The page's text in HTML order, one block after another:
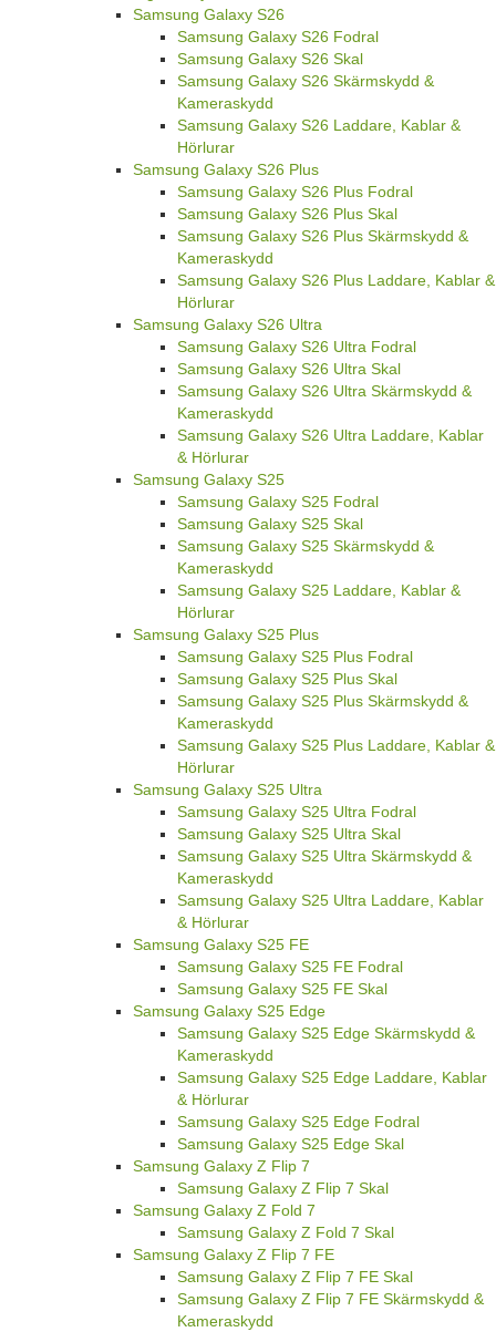
Samsung Galaxy S26
Samsung Galaxy S26 Fodral
Samsung Galaxy S26 Skal
Samsung Galaxy S26 Skärmskydd &
Kameraskydd
Samsung Galaxy S26 Laddare, Kablar &
Hörlurar
Samsung Galaxy S26 Plus
Samsung Galaxy S26 Plus Fodral
Samsung Galaxy S26 Plus Skal
Samsung Galaxy S26 Plus Skärmskydd &
Kameraskydd
Samsung Galaxy S26 Plus Laddare, Kablar &
Hörlurar
Samsung Galaxy S26 Ultra
Samsung Galaxy S26 Ultra Fodral
Samsung Galaxy S26 Ultra Skal
Samsung Galaxy S26 Ultra Skärmskydd &
Kameraskydd
Samsung Galaxy S26 Ultra Laddare, Kablar
& Hörlurar
Samsung Galaxy S25
Samsung Galaxy S25 Fodral
Samsung Galaxy S25 Skal
Samsung Galaxy S25 Skärmskydd &
Kameraskydd
Samsung Galaxy S25 Laddare, Kablar &
Hörlurar
Samsung Galaxy S25 Plus
Samsung Galaxy S25 Plus Fodral
Samsung Galaxy S25 Plus Skal
Samsung Galaxy S25 Plus Skärmskydd &
Kameraskydd
Samsung Galaxy S25 Plus Laddare, Kablar &
Hörlurar
Samsung Galaxy S25 Ultra
Samsung Galaxy S25 Ultra Fodral
Samsung Galaxy S25 Ultra Skal
Samsung Galaxy S25 Ultra Skärmskydd &
Kameraskydd
Samsung Galaxy S25 Ultra Laddare, Kablar
& Hörlurar
Samsung Galaxy S25 FE
Samsung Galaxy S25 FE Fodral
Samsung Galaxy S25 FE Skal
Samsung Galaxy S25 Edge
Samsung Galaxy S25 Edge Skärmskydd &
Kameraskydd
Samsung Galaxy S25 Edge Laddare, Kablar
& Hörlurar
Samsung Galaxy S25 Edge Fodral
Samsung Galaxy S25 Edge Skal
Samsung Galaxy Z Flip 7
Samsung Galaxy Z Flip 7 Skal
Samsung Galaxy Z Fold 7
Samsung Galaxy Z Fold 7 Skal
Samsung Galaxy Z Flip 7 FE
Samsung Galaxy Z Flip 7 FE Skal
Samsung Galaxy Z Flip 7 FE Skärmskydd &
Kameraskydd